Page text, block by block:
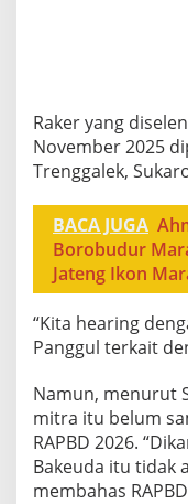
Raker yang
November 2025
Trenggalek,
BACA JUGA
Borobudur
Jateng Ikon
“Kita hearing
Panggul terkait
Namun, menurut
mitra itu belum
RAPBD 2026.
Bakeuda itu tidak
membahas